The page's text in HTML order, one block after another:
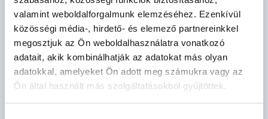
valamint weboldalforgalmunk elemzéséhez. Ezenkívül
közösségi média-, hirdető- és elemező partnereinkkel
megosztjuk az Ön weboldalhasználatra vonatkozó
adatait, akik kombinálhatják az adatokat más olyan
adatokkal, amelyeket Ön adott meg számukra vagy az
Ön által használt más szolgáltatásokból gyűjtöttek.
TÖMEGKÖZLEKEDÉS
buszok: 11, 91, 191, 111, 149, 291, 931
Ne hagyja ki ezt a ritka lehetőséget, hogy egy új, modern
otthon részese legyen ezen a csendes, zöld környéken!